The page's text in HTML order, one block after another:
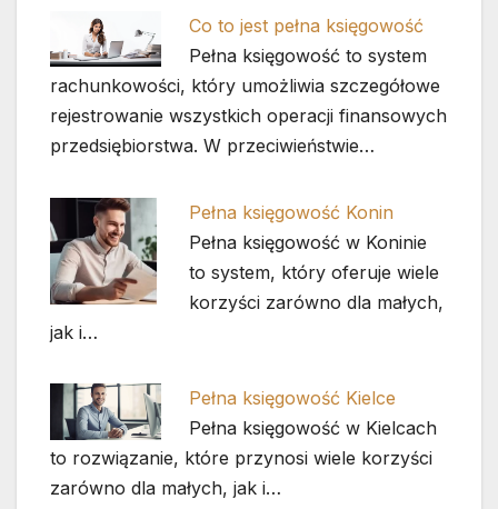
Co to jest pełna księgowość
Pełna księgowość to system
rachunkowości, który umożliwia szczegółowe
rejestrowanie wszystkich operacji finansowych
przedsiębiorstwa. W przeciwieństwie…
Pełna księgowość Konin
Pełna księgowość w Koninie
to system, który oferuje wiele
korzyści zarówno dla małych,
jak i…
Pełna księgowość Kielce
Pełna księgowość w Kielcach
to rozwiązanie, które przynosi wiele korzyści
zarówno dla małych, jak i…